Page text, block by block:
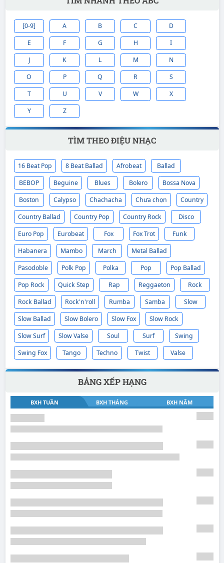
[0-9] A B C
D
E
F G H
I
J
K L M
N
O
P Q R
S
T
U V W
X
Y
Z
TÌM THEO ĐIỆU NHẠC
16 Beat Pop 8 Beat Ballad Afrobeat
Ballad
BEBOP
Beguine Blues Bolero
Bossa Nova
Boston
Calypso Chachacha Chưa chọn
Country
Country Ballad
Country Pop Country Rock
Disco
Euro Pop
Eurobeat Fox Fox Trot
Funk
Habanera
Mambo March
Metal Ballad
Pasodoble
Polk Pop Polka Pop
Pop Ballad
Pop Rock
Quick Step Rap Reggaeton
Rock
Rock Ballad
Rock'n'roll Rumba Samba
Slow
Slow Ballad
Slow Bolero Slow Fox
Slow Rock
Slow Surf
Slow Valse Soul Surf
Swing
Swing Fox
Tango Techno Twist Valse
BẢNG XẾP HẠNG
BXH TUẦN BXH THÁNG BXH NĂM